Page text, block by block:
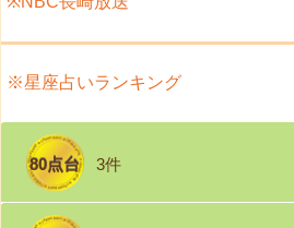
※星座占いランキング
80点台 3件